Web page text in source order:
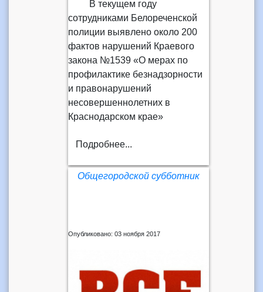
В текущем году
сотрудниками Белореченской
полиции выявлено около 200
фактов нарушений Краевого
закона №1539 «О мерах по
профилактике безнадзорности
и правонарушений
несовершеннолетних в
Краснодарском крае»
Подробнее...
Общегородской субботник
Опубликовано: 03 ноября 2017